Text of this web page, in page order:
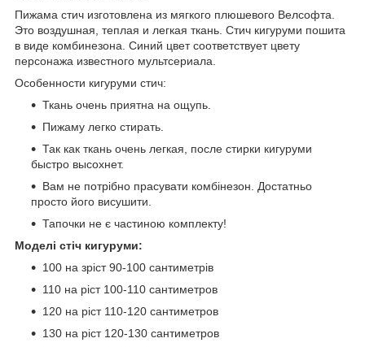
Пижама стич изготовлена из мягкого плюшевого Велсофта.
Это воздушная, теплая и легкая ткань. Стич кигуруми пошита
в виде комбинезона. Синий цвет соответствует цвету
персонажа известного мультсериала.
Особенности кигуруми стич:
Ткань очень приятна на ощупь.
Пижаму легко стирать.
Так как ткань очень легкая, после стирки кигуруми
быстро высохнет.
Вам не потрібно прасувати комбінезон. Достатньо
просто його висушити.
Тапочки не є частиною комплекту!
Моделі стіч кигуруми:
100 на зріст 90-100 сантиметрів
110 на ріст 100-110 сантиметров
120 на ріст 110-120 сантиметров
130 на ріст 120-130 сантиметров